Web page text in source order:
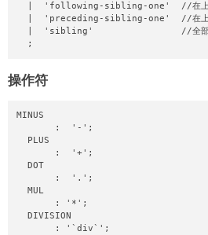
|  'following-sibling-one'  //在上
|  'preceding-sibling-one'  //在上
|  'sibling'                //全部
  ;
操作符
MINUS
       :  '-';
  PLUS
       :  '+';
  DOT
       :  '.';
  MUL
       : '*';
  DIVISION
       : '`div`';